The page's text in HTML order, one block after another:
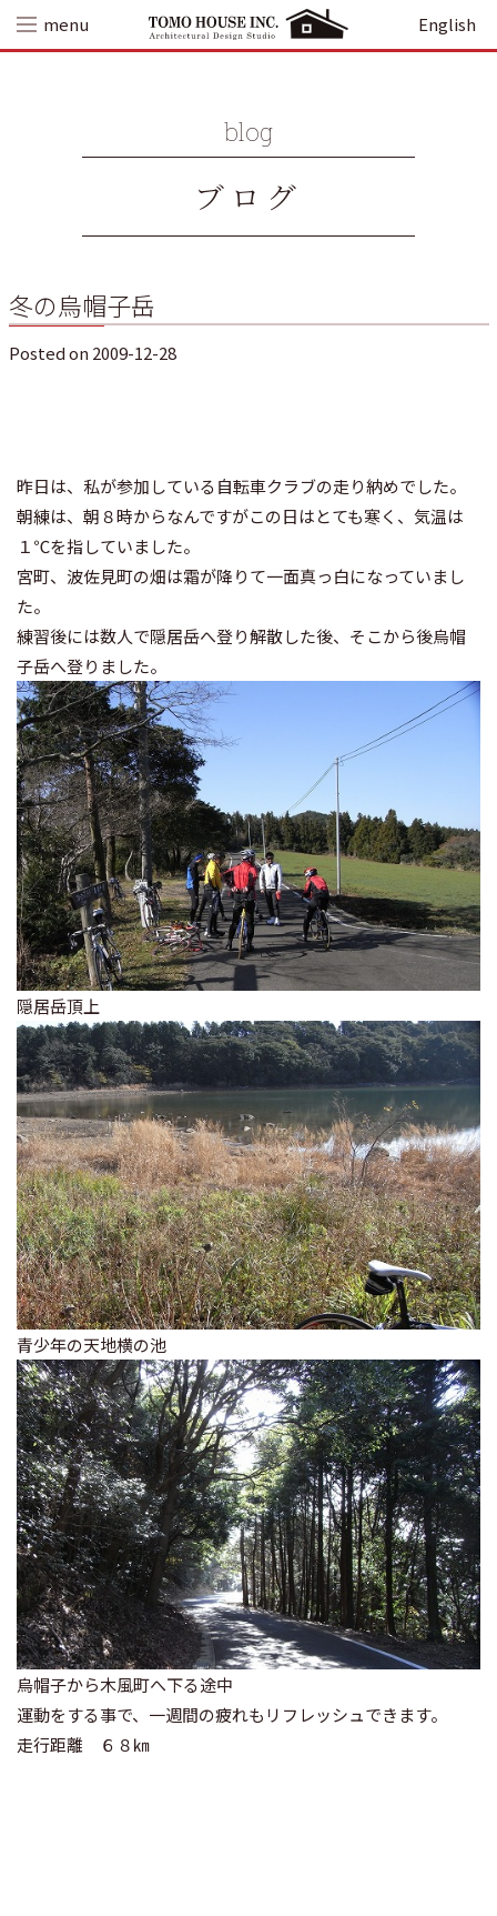
content
menu English
blog
ブログ
冬の烏帽子岳
Posted on 2009-12-28
昨日は、私が参加している自転車クラブの走り納めでした。
朝練は、朝８時からなんですがこの日はとても寒く、気温は
１℃を指していました。
宮町、波佐見町の畑は霜が降りて一面真っ白になっていまし
た。
練習後には数人で隠居岳へ登り解散した後、そこから後烏帽
子岳へ登りました。
隠居岳頂上
青少年の天地横の池
烏帽子から木風町へ下る途中
運動をする事で、一週間の疲れもリフレッシュできます。
走行距離 ６８㎞